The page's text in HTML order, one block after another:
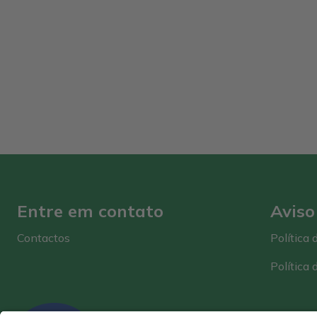
Entre em contato
Contactos
Política
Política